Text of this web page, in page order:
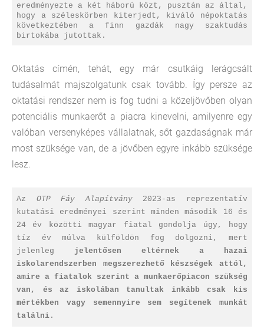
eredményezte a két háború közt, pusztán az által,
hogy a széleskörben kiterjedt, kiváló népoktatás
következtében a finn gazdák nagy szaktudás
birtokába jutottak.
Oktatás címén, tehát, egy már csutkáig lerágcsált
tudásalmát majszolgatunk csak tovább. Így persze az
oktatási rendszer nem is fog tudni a közeljövőben olyan
potenciális munkaerőt a piacra kinevelni, amilyenre egy
valóban versenyképes vállalatnak, sőt gazdaságnak már
most szüksége van, de a jövőben egyre inkább szüksége
lesz.
Az OTP Fáy Alapítvány2023-as reprezentatív
kutatási eredményei szerint minden második 16 és
24 év közötti magyar fiatal gondolja úgy, hogy
tíz év múlva külföldön fog dolgozni, mert
jelenleg jelentősen eltérnek a hazai
iskolarendszerben megszerezhető készségek attól,
amire a fiatalok szerint a munkaerőpiacon szükség
van, és az iskolában tanultak inkább csak kis
mértékben vagy semennyire sem segítenek munkát
találni .